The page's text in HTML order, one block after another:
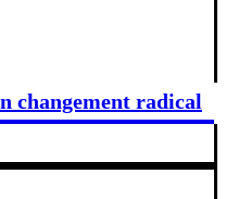
changement radical